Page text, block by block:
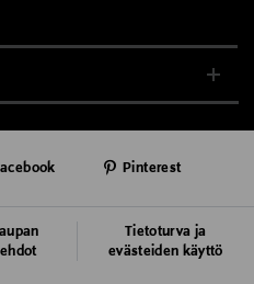
Tietoturva ja
evästeiden käyttö
Pinterest